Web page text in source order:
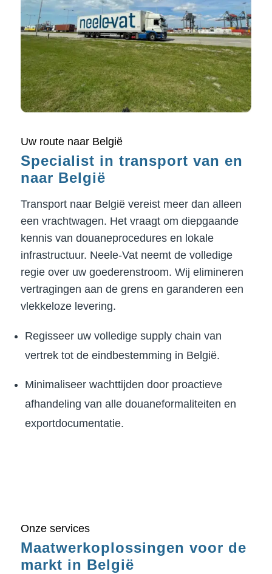
Uw route naar België
Specialist in transport van en
naar België
Transport naar België vereist meer dan alleen
een vrachtwagen. Het vraagt om diepgaande
kennis van douaneprocedures en lokale
infrastructuur. Neele-Vat neemt de volledige
regie over uw goederenstroom. Wij elimineren
vertragingen aan de grens en garanderen een
vlekkeloze levering.
Regisseer uw volledige supply chain van
vertrek tot de eindbestemming in België.
Minimaliseer wachttijden door proactieve
afhandeling van alle douaneformaliteiten en
exportdocumentatie.
Onze services
Maatwerkoplossingen voor de
markt in België